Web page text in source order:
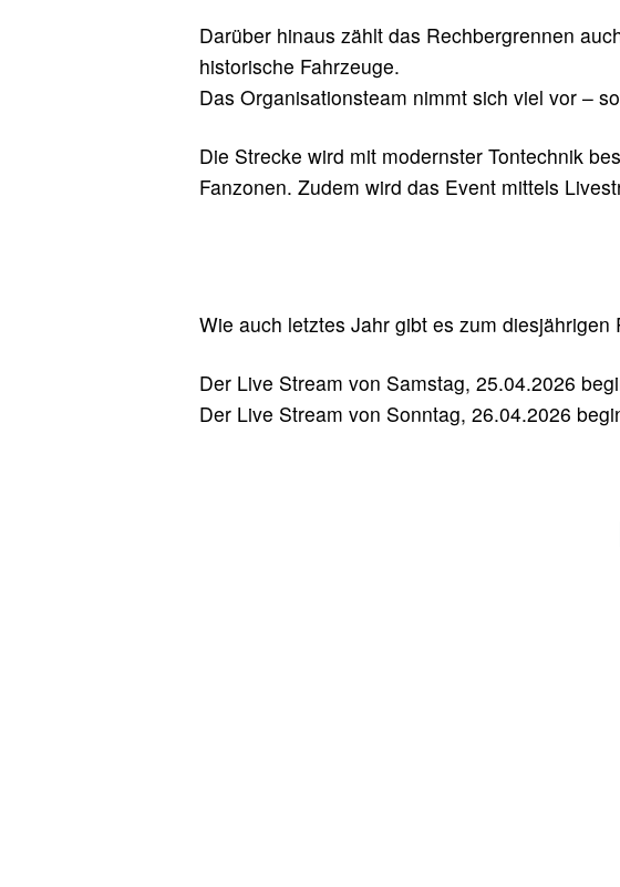
Darüber hinaus zählt das Rechbergrennen
historische Fahrzeuge.
Das Organisationsteam nimmt sich viel vor –
Die Strecke wird mit modernster Tontechnik
Fanzonen. Zudem wird das Event mittels
Wie auch letztes Jahr gibt es zum
Der Live Stream von Samstag, 25.04.2026
Der Live Stream von Sonntag, 26.04.2026